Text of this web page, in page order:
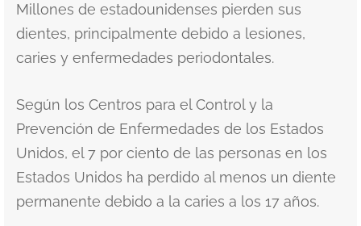
Millones de estadounidenses pierden sus
dientes, principalmente debido a lesiones,
caries y enfermedades periodontales.
Según los Centros para el Control y la
Prevención de Enfermedades de los Estados
Unidos, el 7 por ciento de las personas en los
Estados Unidos ha perdido al menos un diente
permanente debido a la caries a los 17 años.
de Muelas del Juicio en Miami
dental con láser
PRF y rejuvenecimiento facial y
con láser